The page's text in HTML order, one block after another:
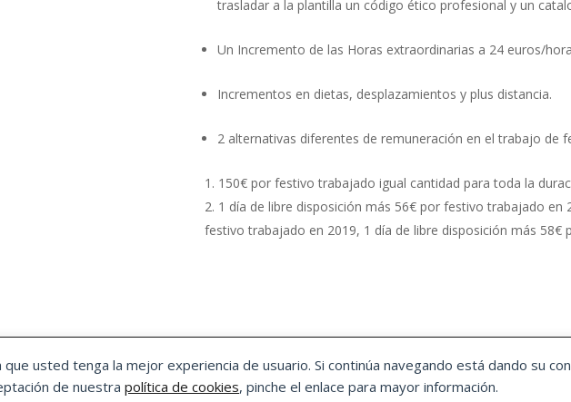
usted tenga la mejor experiencia de usuario. Si continúa navegando está dando su
de nuestra política de cookies, pinche el enlace para mayor información.
trasladar a la plantilla un código ético profesional y un
Un Incremento de las Horas extraordinarias a 24 euros/
Incrementos en dietas, desplazamientos y plus distancia.
2 alternativas diferentes de remuneración en el trabajo de
150€ por festivo trabajado igual cantidad para toda la
1 día de libre disposición más 56€ por festivo trabajado en
festivo trabajado en 2019, 1 día de libre disposición más 58€
SINDICAL DE TRABAJADORES Y TRABAJADORAS DE ARAGÓN
de Privacidad| Política de Cookies